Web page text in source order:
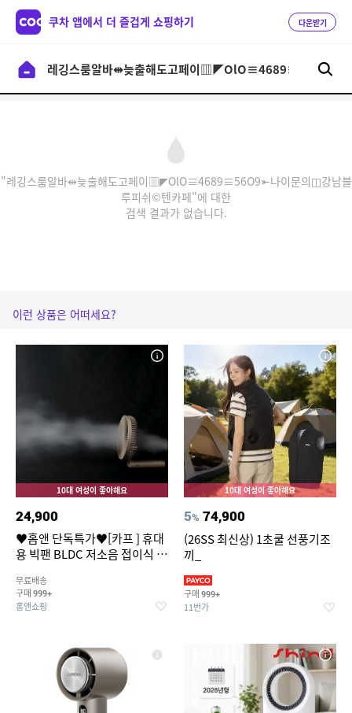
쿠차 앱에서 더 즐겁게 쇼핑하기 다운받기
"레깅스룸알바⇹늦출해도고페이▥◤OlO≡4689≡56O9⤜나이문의◫강남블
루피쉬©텐카페"에 대한
검색 결과가 없습니다.
이런 상품은 어떠세요?
10대 여성이 좋아해요
24,900
♥홈앤 단독특가♥[카프 ] 휴대
용 빅팬 BLDC 저소음 접이식 손
5단 풍속조절
무료배송
구매 999+
홈앤쇼핑
10대 여성이 좋아해요
5% 74,900
(26SS 최신상) 1초쿨 선풍기조
끼_
구매 999+
11번가